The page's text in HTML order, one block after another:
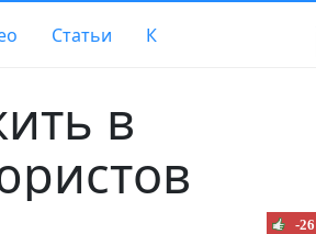
Статьи К
в
-26